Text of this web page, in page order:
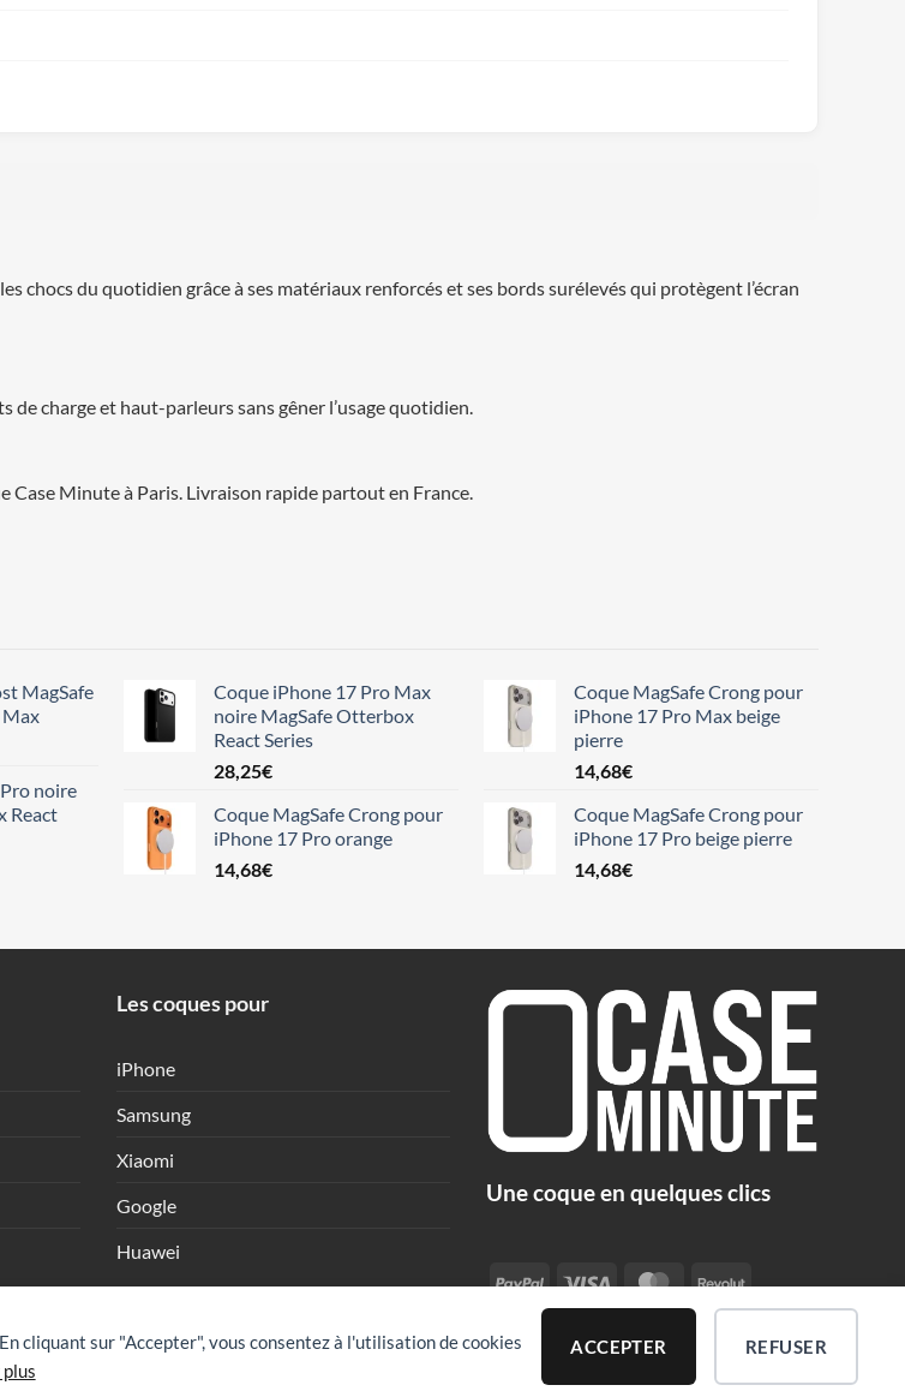
cliquant sur "Accepter", vous consentez à l'utilisation de cookies
ACCEPTER REFUSER
du quotidien grâce à ses matériaux renforcés et ses bords surélevés qui protègent l’écran
charge et haut-parleurs sans gêner l’usage quotidien.
Case Minute à Paris. Livraison rapide partout en France.
MagSafe
noire
React
Coque iPhone 17 Pro Max
noire MagSafe Otterbox
React Series
28,25€
Coque MagSafe Crong pour
iPhone 17 Pro orange
14,68€
Coque MagSafe Crong pour
iPhone 17 Pro Max beige
pierre
14,68€
Coque MagSafe Crong pour
iPhone 17 Pro beige pierre
14,68€
Les coques pour
iPhone
Samsung
Xiaomi
Google
Huawei
Une coque en quelques clics
PayPal Visa MasterCardRevolut